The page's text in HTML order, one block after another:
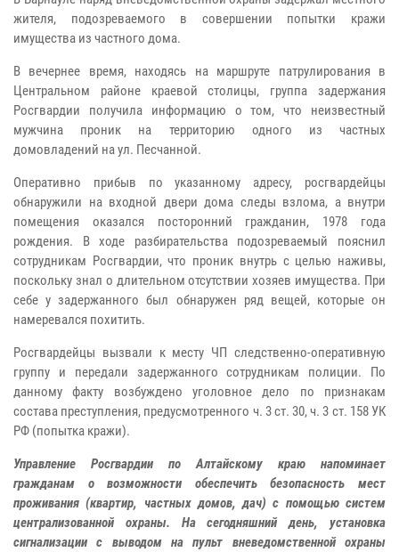
жителя, подозреваемого в совершении попытки кражи
имущества из частного дома.
В вечернее время, находясь на маршруте патрулирования в
Центральном районе краевой столицы, группа задержания
Росгвардии получила информацию о том, что неизвестный
мужчина проник на территорию одного из частных
домовладений на ул. Песчанной.
Оперативно прибыв по указанному адресу, росгвардейцы
обнаружили на входной двери дома следы взлома, а внутри
помещения оказался посторонний гражданин, 1978 года
рождения. В ходе разбирательства подозреваемый пояснил
сотрудникам Росгвардии, что проник внутрь с целью наживы,
поскольку знал о длительном отсутствии хозяев имущества. При
себе у задержанного был обнаружен ряд вещей, которые он
намеревался похитить.
Росгвардейцы вызвали к месту ЧП следственно-оперативную
группу и передали задержанного сотрудникам полиции. По
данному факту возбуждено уголовное дело по признакам
состава преступления, предусмотренного ч. 3 ст. 30, ч. 3 ст. 158 УК
РФ (попытка кражи).
Управление Росгвардии по Алтайскому краю напоминает
гражданам о возможности обеспечить безопасность мест
проживания (квартир, частных домов, дач) с помощью систем
централизованной охраны. На сегодняшний день, установка
сигнализации с выводом на пульт вневедомственной охраны